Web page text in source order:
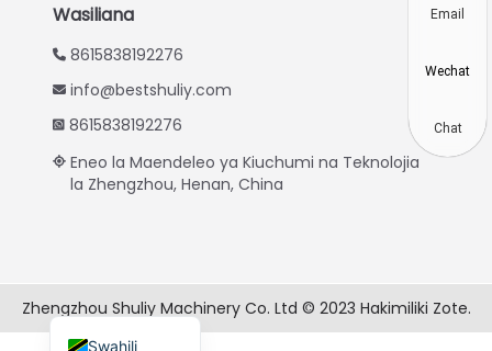
Wasiliana
8615838192276
info@bestshuliy.com
8615838192276
Eneo la Maendeleo ya Kiuchumi na Teknolojia
la Zhengzhou, Henan, China
Zhengzhou Shuliy Machinery Co. Ltd © 2023 Hakimiliki Zote.
Swahili
English
Portuguese
Russian
Spanish
Chinese
Hindi Email
Wechat
Chat